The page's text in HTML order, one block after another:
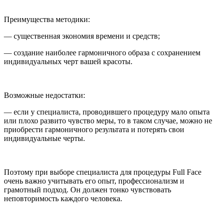
Преимущества методики:
— существенная экономия времени и средств;
— создание наиболее гармоничного образа с сохранением
индивидуальных черт вашей красоты.
Возможные недостатки:
— если у специалиста, проводившего процедуру мало опыта
или плохо развито чувство меры, то в таком случае, можно не
приобрести гармоничного результата и потерять свои
индивидуальные черты.
Поэтому при выборе специалиста для процедуры Full Face
очень важно учитывать его опыт, профессионализм и
грамотный подход. Он должен тонко чувствовать
неповторимость каждого человека.